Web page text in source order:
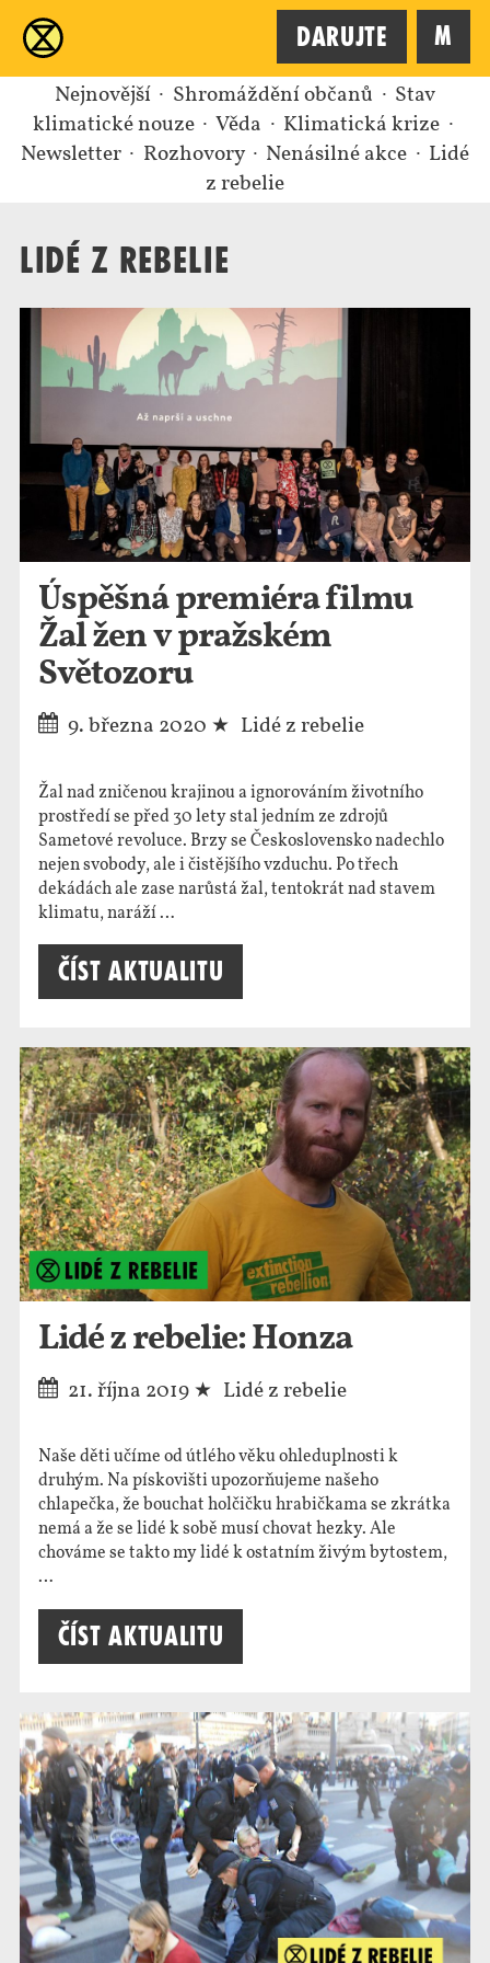
Darujte M
Nejnovější Shromáždění občanů
Stav
klimatické nouze
Věda
Klimatická krize
Newsletter
Rozhovory Nenásilné akce
Lidé
z rebelie
Lidé z rebelie
Úspěšná premiéra filmu
Žal žen v pražském
Světozoru
9. března 2020 Lidé z rebelie
Žal nad zničenou krajinou a ignorováním životního
prostředí se před 30 lety stal jedním ze zdrojů
Sametové revoluce. Brzy se Československo nadechlo
nejen svobody, ale i čistějšího vzduchu. Po třech
dekádách ale zase narůstá žal, tentokrát nad stavem
klimatu, naráží …
Číst aktualitu
Lidé z rebelie: Honza
21. října 2019 Lidé z rebelie
Naše děti učíme od útlého věku ohleduplnosti k
druhým. Na pískovišti upozorňujeme našeho
chlapečka, že bouchat holčičku hrabičkama se zkrátka
nemá a že se lidé k sobě musí chovat hezky. Ale
chováme se takto my lidé k ostatním živým bytostem,
…
Číst aktualitu